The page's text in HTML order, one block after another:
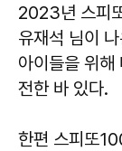
2023년 스피
유재석 님이
아이들을 위해
전한 바 있다.
한편 스피또